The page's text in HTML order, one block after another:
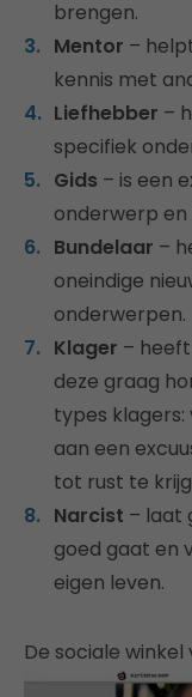
brengen.
Mentor –
kennis met
Liefhebber –
specifiek
Gids – is een
onderwerp
Bundelaar –
oneindige
onderwerpen.
Klager –
deze graag
types
aan een
tot rust te
Narcist – laat
goed gaat en
eigen leven.
De sociale